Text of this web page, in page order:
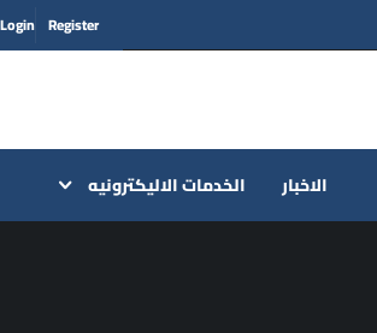
Register
Login
الاخبار الخدمات الاليكترونيه